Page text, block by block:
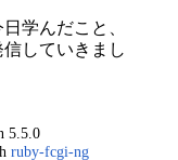
学んだこと、
していきまし
5.5.0
ruby-fcgi-ng